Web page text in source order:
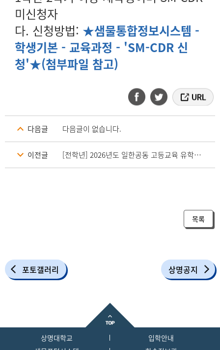
미신청자
다. 신청방법: ★샘물통합정보시스템 -
학생기본 - 교육과정 - 'SM-CDR 신
청'★(첨부파일 참고)
다음글 다음글이 없습니다.
이전글 [전학년] 2026년도 일한공동 고등교육 유학생교류사업 관련 모집 공고
목록
포토갤러리 상명공지
상명대학교
입학안내